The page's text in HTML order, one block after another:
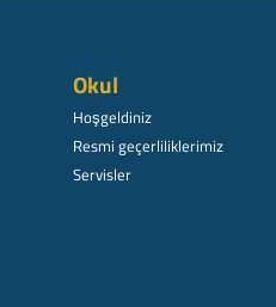
Okul
Hoşgeldiniz
Resmi geçerliliklerimiz
Servisler